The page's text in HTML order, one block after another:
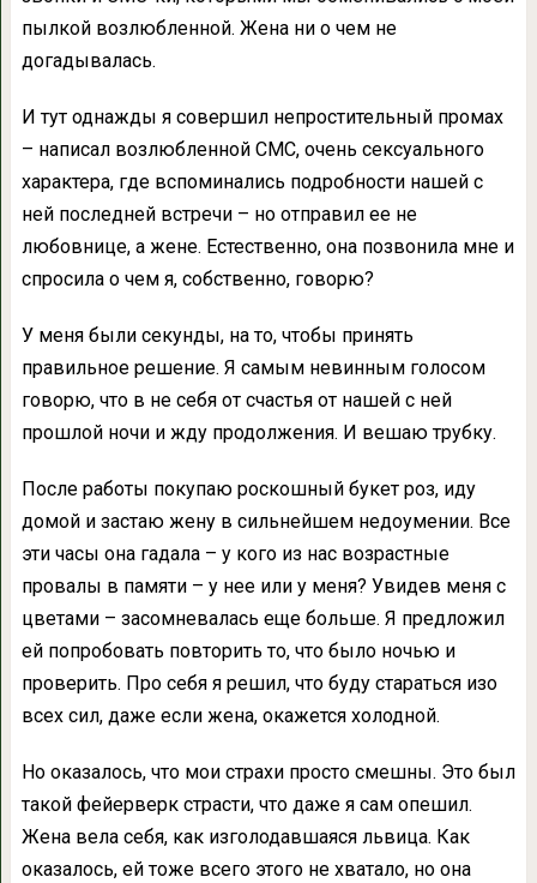
пылкой возлюбленной. Жена ни о чем не
догадывалась.
И тут однажды я совершил непростительный промах
– написал возлюбленной СМС, очень сексуального
характера, где вспоминались подробности нашей с
ней последней встречи – но отправил ее не
любовнице, а жене. Естественно, она позвонила мне и
спросила о чем я, собственно, говорю?
У меня были секунды, на то, чтобы принять
правильное решение. Я самым невинным голосом
говорю, что в не себя от счастья от нашей с ней
прошлой ночи и жду продолжения. И вешаю трубку.
После работы покупаю роскошный букет роз, иду
домой и застаю жену в сильнейшем недоумении. Все
эти часы она гадала – у кого из нас возрастные
провалы в памяти – у нее или у меня? Увидев меня с
цветами – засомневалась еще больше. Я предложил
ей попробовать повторить то, что было ночью и
проверить. Про себя я решил, что буду стараться изо
всех сил, даже если жена, окажется холодной.
Но оказалось, что мои страхи просто смешны. Это был
такой фейерверк страсти, что даже я сам опешил.
Жена вела себя, как изголодавшаяся львица. Как
оказалось, ей тоже всего этого не хватало, но она